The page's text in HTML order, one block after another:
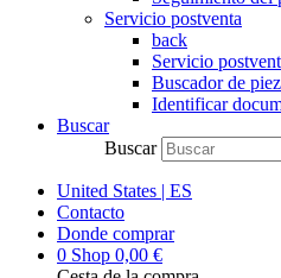
Servicio postventa
back
Servicio
Buscador de
Identificar
Buscar
Buscar
United States | ES
Contacto
Donde comprar
0 Shop 0,00 €